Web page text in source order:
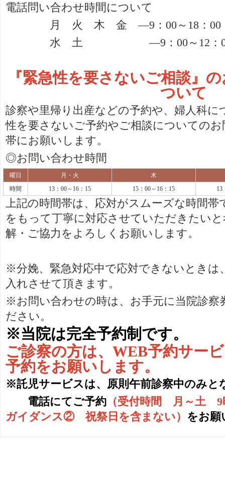
電話問い合わせ時間について
月 火 木 金 ―9 ： 00～ 18 ： 00
水 土 ―9 ： 00～ 12 ：
『緊急性を要さないご相談』
ついて
診察や里帰り出産などの予約や、婦人科
性を要さないご予約やご相談についての
帯にお願いします。
◎お問い合わせ時間
曜日 月・火
木
時間
13：00～16：15 15：00～16：15 13
上記の時間帯は、応対がスムーズな時間帯
をもって丁寧に対応させていただきたい
解・ご協力をよろしくお願いします。
※分娩、緊急対応中で応対できないときは
入れさせて頂きます。
※お問い合わせの時は、お手元に当院診察
ださい。
※当院は完全予約制です。
ご診察の方は、WEB予約サー
予約をお願いします。
※託児サービスは、原則午前診察中のみと
電話にてご予約 （受付時間 月～土
ガイダンス② 祝祭日を含まない） をお願